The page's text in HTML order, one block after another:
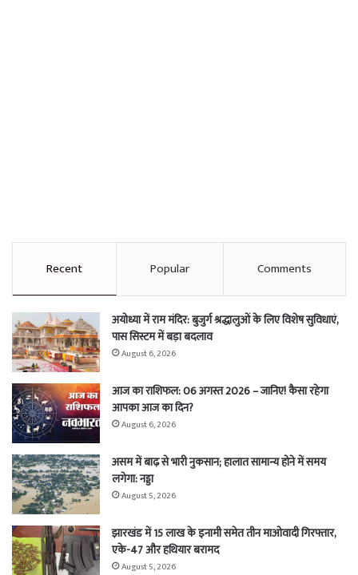
Recent Popular Comments
अयोध्या में राम मंदिर: बुजुर्ग श्रद्धालुओं के लिए विशेष सुविधाएं,
पास सिस्टम में बड़ा बदलाव
August 6, 2026
आज का राशिफल: 06 अगस्त 2026 – जानिए! कैसा रहेगा
आपका आज का दिन?
August 6, 2026
असम में बाढ़ से भारी नुकसान; हालात सामान्य होने में समय
लगेगा: नड्डा
August 5, 2026
झारखंड में 15 लाख के इनामी समेत तीन माओवादी गिरफ्तार,
एके-47 और हथियार बरामद
August 5, 2026